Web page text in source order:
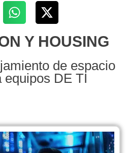
Y HOUSING
de espacio
equipos DE TI